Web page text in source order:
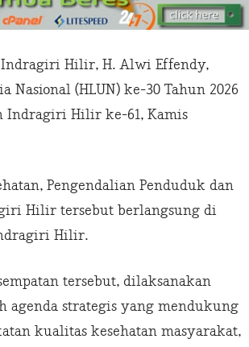
Indragiri Hilir, H. Alwi Effendy,
(HLUN) ke-30 Tahun 2026
Indragiri Hilir ke-61, Kamis
Pengendalian Penduduk dan
Hilir tersebut berlangsung di
Hilir.
tersebut, dilaksanakan
agenda strategis yang mendukung
kualitas kesehatan masyarakat,